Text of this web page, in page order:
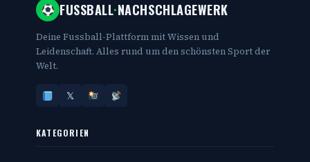
FUSSBALL·NACHSCHLAGEWERK
Deine Fussball-Plattform mit Wissen und
Leidenschaft. Alles rund um den schönsten Sport der
Welt.
𝕏
KATEGORIEN